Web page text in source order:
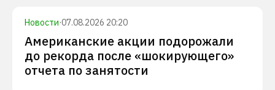
Новости·07.08.2026 20:20
Американские акции подорожали
до рекорда после «шокирующего»
отчета по занятости